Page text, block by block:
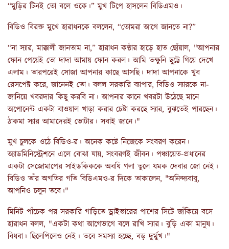
“মুড়ির টিনই তো বলে ওকে।” মুখ টিপে হাসলেন বিডিএমও।
বিডিও বিরক্ত মুখে হারাধনকে বললেন, “তোমরা আগে জানতে না?”
“না স্যার, মাক্কালী জানতাম না,” হারাধন কণ্ঠার হাড়ে হাত ছোঁয়াল, "আপনার
ফোন পেয়েই তো দাদা আমায় ফোন করল। আমি তক্ষুনি ছুট্টে গিয়ে দেখে
এলাম। তারপরেই সোজা আপনার কাছে আসছি। দাদা আপনাকে খুব
রেসপেক্ট করে, জানেনই তো। বলল সরকারি ব্যাপার, বিডিও স্যারকে না-
জানিয়ে খবরদার কিছু করবি না। আপনার কানে খবরটা উঠেছে মানে
অপোনেন্ট একটা বাওয়াল খাড়া করার চেষ্টা করছে স্যার, বুঝতেই পারছেন।
ঠাকমা স্যার আমাদেরই ভোটার। সবাই জানে।"
মুখ চুলকে ওঠে বিডিও-র। অনেক কষ্টে নিজেকে সংবরণ করেন।
অ্যাডমিনিস্ট্রেশনে এলে বোঝা যায়, সংবরণই জীবন। পঞ্চায়েত-প্রধানের
একটা সেজোমাপের সাইডকিককে অবধি গলা তুলে ধমক দেবার জো নেই।
বিডিও তাঁর অগতির গতি বিডিএমও-র দিকে তাকালেন, "অনিন্দ্যবাবু,
আপনিও চলুন তবে।"
মিনিট পাঁচেক পর সরকারি গাড়িতে ড্রাইভারের পাশের সিটে জাঁকিয়ে বসে
হারাধন বলল, "একটা কথা আগেভাগে বলে রাখি স্যার। বুড়ি একা মানুষ।
বিধবা। ছিলেপিলেও নেই। তবে সমস্যা হচ্ছে, বড় দুর্মুখ।"